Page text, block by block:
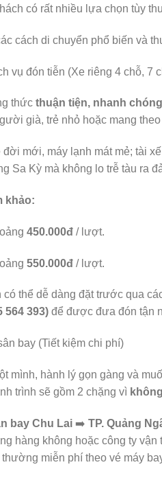
có rất nhiều lựa chọn tùy
cách di chuyển phổ biến và
vụ đón tiễn (Xe riêng 4 chỗ, 7
thức thuận tiện, nhanh
già, trẻ nhỏ hoặc mang
đời mới, máy lạnh mát mẻ; tài
Sa Kỳ mà không lo trễ tàu ra
khảo:
450.000đ / lượt.
550.000đ / lượt.
có thể dễ dàng đặt trước qua
564 393) để được đưa đón tận
bay (Tiết kiệm chi phí)
mình, hành lý gọn gàng và
trình sẽ gồm 2 chặng vì
bay Chu Lai ➡️ TP. Quảng
hàng không hoặc công ty
miễn phí theo vé máy